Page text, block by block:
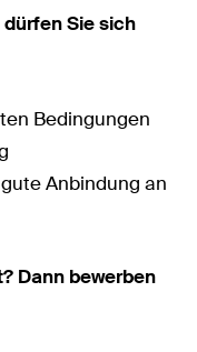
Sie sich
Bedingungen
Anbindung an
Dann bewerben